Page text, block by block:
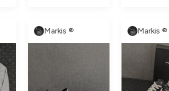
Markis ® Markis ®